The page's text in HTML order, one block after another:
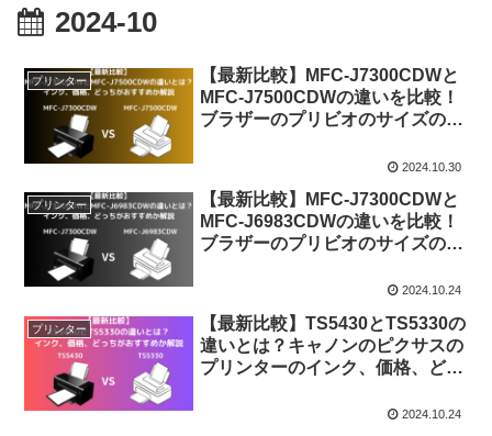
2024-10
プリンター
【最新比較】MFC-J7300CDWと
MFC-J7500CDWの違いを比較！
ブラザーのプリビオのサイズの違
2024.10.30
プリンター
【最新比較】MFC-J7300CDWと
MFC-J6983CDWの違いを比較！
ブラザーのプリビオのサイズの違
2024.10.24
プリンター
【最新比較】TS5430とTS5330の
違いとは？キャノンのピクサスの
プリンターのインク、価格、どっ
2024.10.24